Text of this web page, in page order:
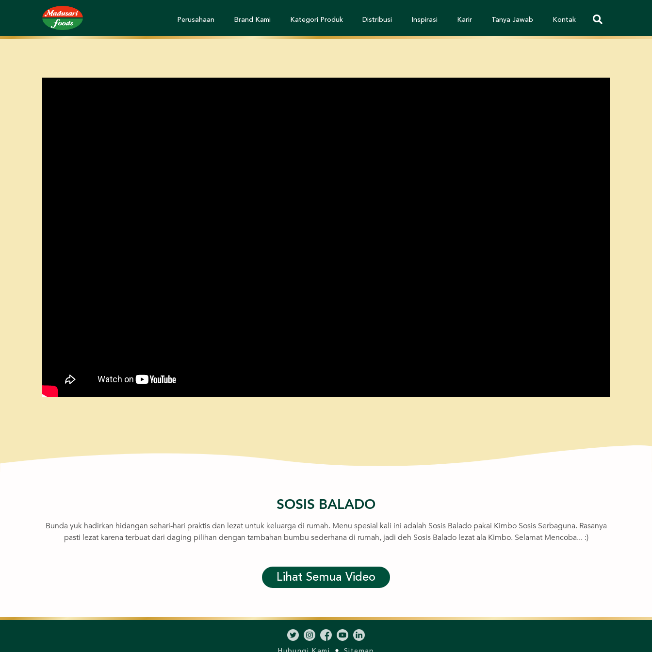
Perusahaan Brand Kami Kategori Produk Distribusi Inspirasi Karir Tanya Jawab Kontak
SOSIS BALADO
Bunda yuk hadirkan hidangan sehari-hari praktis dan lezat untuk keluarga di rumah. Menu spesial kali ini adalah Sosis Balado pakai Kimbo Sosis Serbaguna. Rasanya
pasti lezat karena terbuat dari daging pilihan dengan tambahan bumbu sederhana di rumah, jadi deh Sosis Balado lezat ala Kimbo. Selamat Mencoba... :)
Lihat Semua Video